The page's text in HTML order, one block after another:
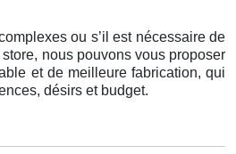
ou s’il est nécessaire de
nous pouvons vous proposer
et de meilleure fabrication, qui
désirs et budget.